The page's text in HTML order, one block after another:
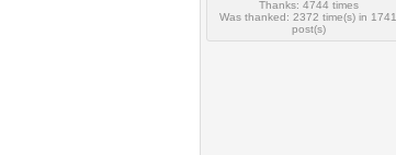
Thanks: 4744 times
Was thanked: 2372 time(s) in 1741
post(s)